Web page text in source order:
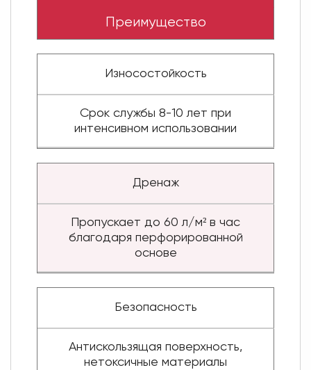
Преимущество
Износостойкость
Срок службы 8-10 лет при
интенсивном использовании
Дренаж
Пропускает до 60 л/м² в час
благодаря перфорированной
основе
Безопасность
Антискользящая поверхность,
нетоксичные материалы